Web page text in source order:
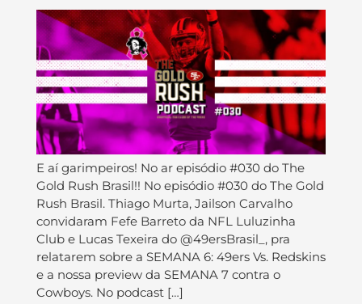
E aí garimpeiros! No ar episódio #030 do The
Gold Rush Brasil!! No episódio #030 do The Gold
Rush Brasil. Thiago Murta, Jailson Carvalho
convidaram Fefe Barreto da NFL Luluzinha
Club e Lucas Texeira do @49ersBrasil_, pra
relatarem sobre a SEMANA 6: 49ers Vs. Redskins
e a nossa preview da SEMANA 7 contra o
Cowboys. No podcast […]